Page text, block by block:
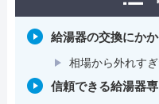
給湯器の交換にか
相場から外れす
信頼できる給湯器